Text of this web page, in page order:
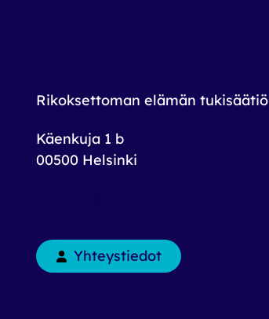
Rikoksettoman elämän tukisäätiö
Käenkuja 1 b
00500 Helsinki
Yhteystiedot